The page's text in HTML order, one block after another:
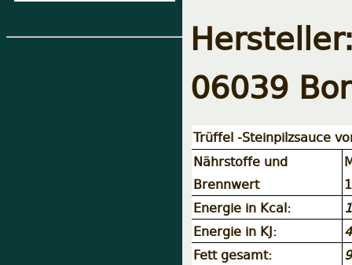
06039
Trüffel -Steinpilzsauce
Nährstoffe und
Brennwert
Energie in Kcal:
Energie in KJ:
Fett gesamt: